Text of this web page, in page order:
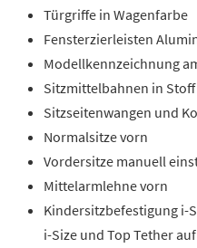
Türgriffe in Wagenfarbe
Fensterzierleisten
Modellkennzeichnung
Sitzmittelbahnen in Stoff
Sitzseitenwangen und
Normalsitze vorn
Vordersitze manuell
Mittelarmlehne vorn
Kindersitzbefestigung i-
i-Size und Top Tether